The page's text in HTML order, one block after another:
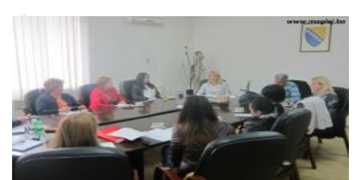
Više...